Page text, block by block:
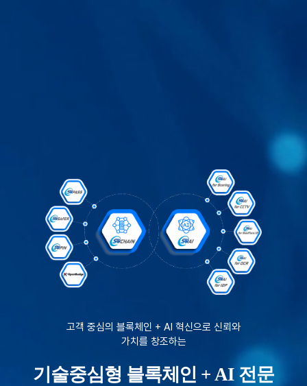
고객 중심의 블록체인 + AI 혁신으로 신뢰와
가치를 창조하는
기술중심형 블록체인 + AI 전문